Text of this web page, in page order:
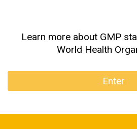
Learn more about GMP
World Health
Enter